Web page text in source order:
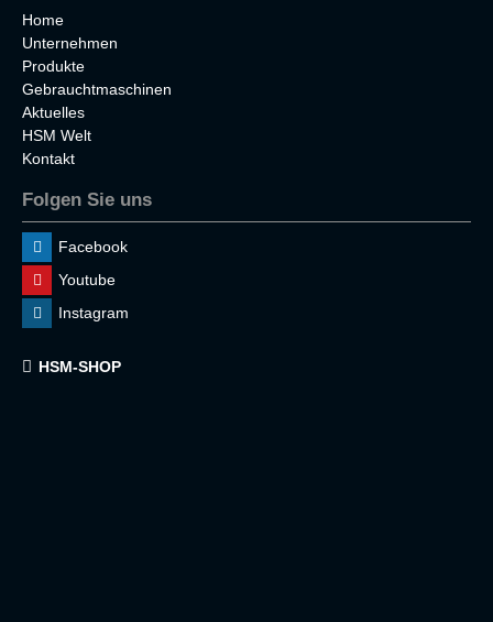
Home
Unternehmen
Produkte
Gebrauchtmaschinen
Aktuelles
HSM Welt
Kontakt
Folgen Sie uns
Facebook
Youtube
Instagram
HSM-SHOP